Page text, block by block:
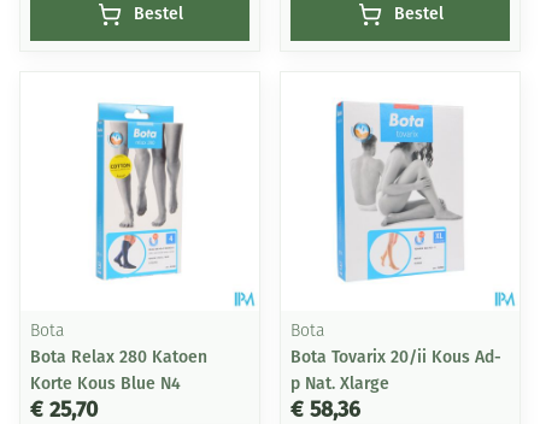
Bestel Bestel
Bota
Bota Relax 280 Katoen
Korte Kous Blue N4
€ 25,70
Bota
Bota Tovarix 20/ii Kous Ad-
p Nat. Xlarge
€ 58,36